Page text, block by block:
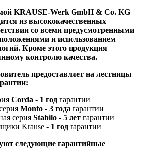
KRAUSE-Werk GmbH & Со. KG
из высококачественных
со всеми предусмотренными
и использованием
Кроме этого продукция
контролю качества.
предоставляет на лестницы
Corda - 1 год гарантии
Monto - 3 года гарантии
серия Stabilo - 5 лет гарантии
Krause - 1 год гарантии
следующие гарантийные